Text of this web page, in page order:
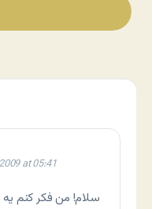
at 05:41
سلام! من فکر کنم